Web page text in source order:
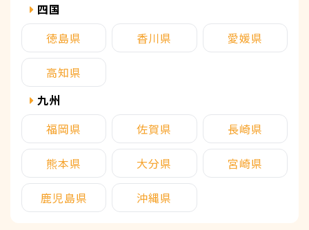
四国
徳島県
香川県 愛媛県
高知県
九州
福岡県
佐賀県 長崎県
熊本県 大分県 宮崎県
鹿児島県 沖縄県